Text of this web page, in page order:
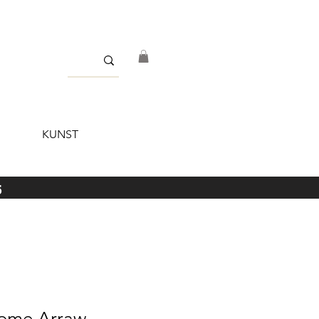
KUNST